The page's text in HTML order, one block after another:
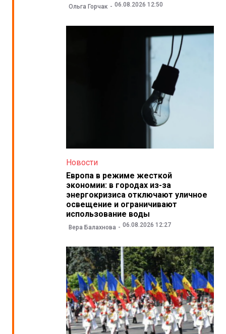
Ольга Горчак 06.08.2026 12:50
Новости
Европа в режиме жесткой
экономии: в городах из-за
энергокризиса отключают уличное
освещение и ограничивают
использование воды
Вера Балахнова 06.08.2026 12:27